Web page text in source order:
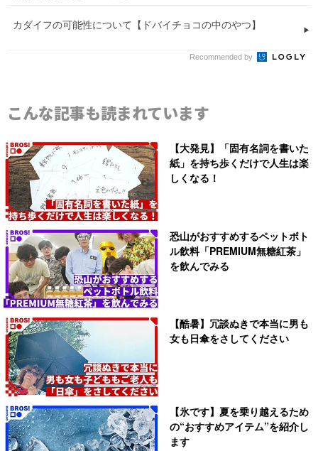
カダイフの可能性について【ドバイチョコの中のやつ】
Recommended by
こんな記事も読まれています
【大発見】「固有名詞を書いた
紙」を持ち歩くだけで人生は楽
しくなる！
恐山がおすすめするペットボト
ル飲料「PREMIUM無糖紅茶」
を飲んでみる
【酷暑】冗談ぬきで本当に男も
女も日傘をさしてください
【氷です】夏を乗り越えるため
の“おすすめアイテム”を紹介し
ます